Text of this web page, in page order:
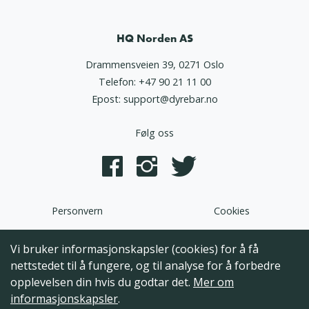
HQ Norden AS
Drammensveien 39, 0271 Oslo
Telefon: +47 90 21 11 00
Epost: support@dyrebar.no
Følg oss
Personvern Cookies
Dyrebar.no er en del av HQ Norden AS. Programvaren,
brukergrensesnittet og alt innhold på denne hjemmesiden er
opphavsrettslig beskyttet og tilhørende HQ Norden AS. Hele
eller deler av innholdet kan ikke kopieres, reproduseres eller på
Vi bruker informasjonskapsler (cookies) for å få
nettstedet til å fungere, og til analyse for å forbedre
opplevelsen din hvis du godtar det. Mer om
informasjonskapsler.